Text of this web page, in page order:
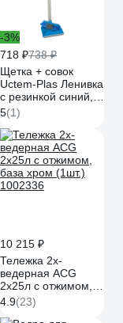
-3%
718 ₽738 ₽
Щетка + совок
Uctem-Plas Ленивка
с резинкой синий,
арт. AF201B 29237
5(1)
10 215 ₽
Тележка 2х-
ведерная ACG
2x25л с отжимом,
база хром (1шт.)
1002336
4.9(23)